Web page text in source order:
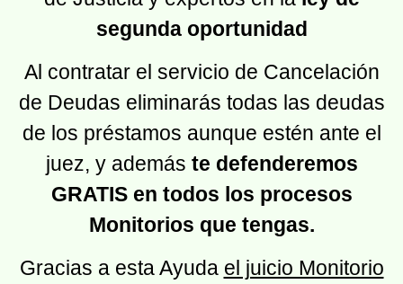
segunda oportunidad
Al contratar el servicio de Cancelación
de Deudas eliminarás todas las deudas
de los préstamos aunque estén ante el
juez, y además te defenderemos
GRATIS en todos los procesos
Monitorios que tengas.
Gracias a esta Ayuda el juicio Monitorio